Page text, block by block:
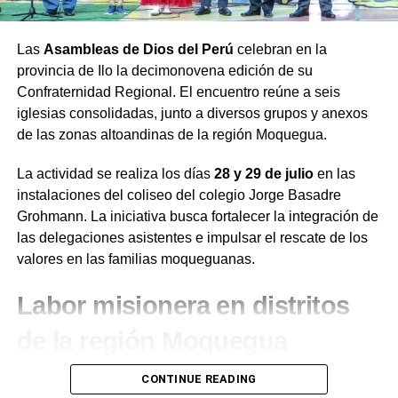
Las Asambleas de Dios del Perú celebran en la
provincia de Ilo la decimonovena edición de su
Confraternidad Regional. El encuentro reúne a seis
iglesias consolidadas, junto a diversos grupos y anexos
de las zonas altoandinas de la región Moquegua.
La actividad se realiza los días 28 y 29 de julioen las
instalaciones del coliseo del colegio Jorge Basadre
Grohmann. La iniciativa busca fortalecer la integración de
las delegaciones asistentes e impulsar el rescate de los
valores en las familias moqueguanas.
Labor misionera en distritos
Durante el desarrollo de la jornada, el presidente de la
CONTINUE READING